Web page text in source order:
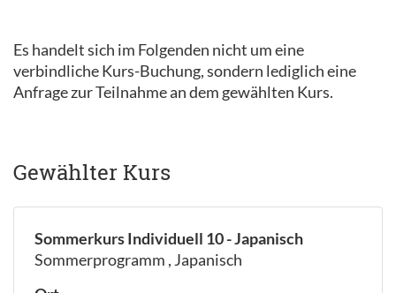
Es handelt sich im Folgenden nicht um eine
verbindliche Kurs-Buchung, sondern lediglich eine
Anfrage zur Teilnahme an dem gewählten Kurs.
Gewählter Kurs
Sommerkurs Individuell 10 - Japanisch
Sommerprogramm , Japanisch